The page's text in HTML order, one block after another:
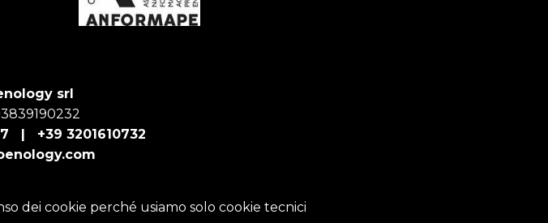
srl
| +39 3201610732
dei cookie perché usiamo solo cookie tecnici